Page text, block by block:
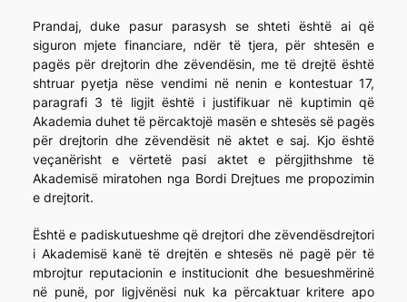
Prandaj, duke pasur parasysh se shteti është ai që
siguron mjete financiare, ndër të tjera, për shtesën e
pagës për drejtorin dhe zëvendësin, me të drejtë është
shtruar pyetja nëse vendimi në nenin e kontestuar 17,
paragrafi 3 të ligjit është i justifikuar në kuptimin që
Akademia duhet të përcaktojë masën e shtesës së pagës
për drejtorin dhe zëvendësit në aktet e saj. Kjo është
veçanërisht e vërtetë pasi aktet e përgjithshme të
Akademisë miratohen nga Bordi Drejtues me propozimin
e drejtorit.
Është e padiskutueshme që drejtori dhe zëvendësdrejtori
i Akademisë kanë të drejtën e shtesës në pagë për të
mbrojtur reputacionin e institucionit dhe besueshmërinë
në punë, por ligjvënësi nuk ka përcaktuar kritere apo